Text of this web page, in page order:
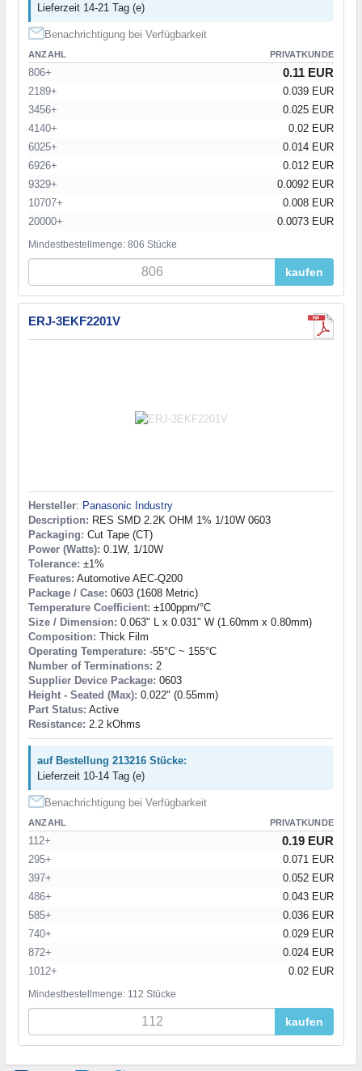
Lieferzeit 14-21 Tag (e)
Benachrichtigung bei Verfügbarkeit
ANZAHL PRIVATKUNDE
806+ 0.11 EUR
2189+
0.039 EUR
3456+
0.025 EUR
4140+
0.02 EUR
6025+
0.014 EUR
6926+
0.012 EUR
9329+
0.0092 EUR
10707+
0.008 EUR
20000+
0.0073 EUR
Mindestbestellmenge: 806 Stücke
kaufen
ERJ-3EKF2201V
Hersteller: Panasonic Industry
Description: RES SMD 2.2K OHM 1% 1/10W 0603
Packaging: Cut Tape (CT)
Power (Watts): 0.1W, 1/10W
Tolerance: ±1%
Features: Automotive AEC-Q200
Package / Case: 0603 (1608 Metric)
Temperature Coefficient: ±100ppm/°C
Size / Dimension: 0.063" L x 0.031" W (1.60mm x 0.80mm)
Composition: Thick Film
Operating Temperature: -55°C ~ 155°C
Number of Terminations: 2
Supplier Device Package: 0603
Height - Seated (Max): 0.022" (0.55mm)
Part Status: Active
Resistance: 2.2 kOhms
auf Bestellung 213216 Stücke:
Lieferzeit 10-14 Tag (e)
Benachrichtigung bei Verfügbarkeit
ANZAHL PRIVATKUNDE
112+ 0.19 EUR
295+
0.071 EUR
397+
0.052 EUR
486+
0.043 EUR
585+
0.036 EUR
740+
0.029 EUR
872+
0.024 EUR
1012+
0.02 EUR
Mindestbestellmenge: 112 Stücke
kaufen